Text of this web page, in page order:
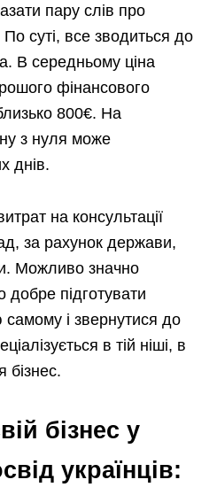
пару слів про
По суті, все зводиться до
В середньому ціна
фінансового
800€. На
з нуля може
днів.
на консультації
за рахунок держави,
Можливо значно
добре підготувати
самому і звернутися до
в тій ніші, в
бізнес.
бізнес у
українців: